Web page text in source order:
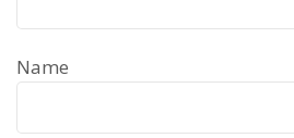
Name